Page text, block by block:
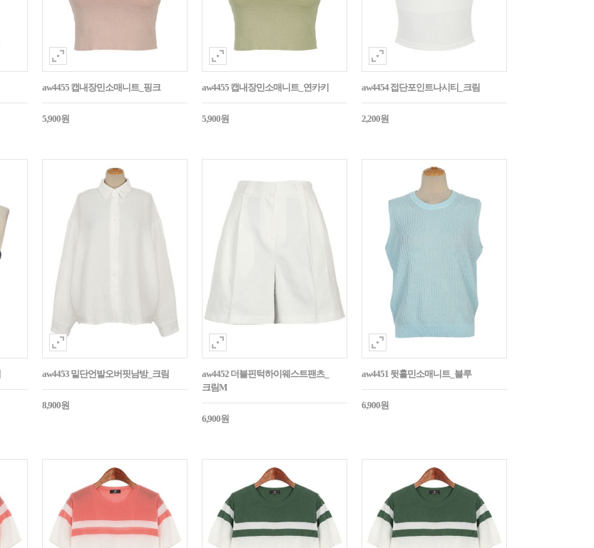
aw4455 캡내장민소매니트_핑크
5,900원
aw4455 캡내장민소매니트_연카키
5,900원
aw4454 접단포인트나시티_크림
2,200원
aw4453 밑단언발오버핏남방_크림
8,900원
aw4452 더블핀턱하이웨스트팬츠_
크림M
6,900원
aw4451 뒷홀민소매니트_블루
6,900원